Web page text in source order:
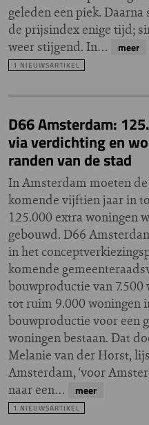
geleden een piek.
de prijsindex enige tijd;
weer stijgend. In…
meer
1 NIEUWSARTIKEL
D66 Amsterdam:
via verdichting en
randen van de stad
In Amsterdam moeten de
komende vijftien jaar in
125.000 extra woningen
gebouwd. D66
in het
komende
bouwproductie van
tot ruim 9.000 woningen
bouwproductie voor een
woningen bestaan. Dat
Melanie van der Horst,
Amsterdam, ‘voor
naar een…
meer
1 NIEUWSARTIKEL